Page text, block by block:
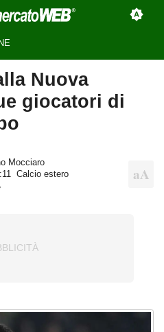
Nuova
giocatori di
Mocciaro
Calcio estero